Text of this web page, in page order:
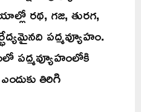
రథ, గజ, తురగ,
పద్మవ్యూహం.
పద్మవ్యూహంలోకి
తిరిగి